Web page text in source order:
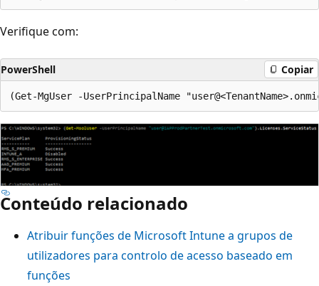
Verifique com:
PowerShell Copiar
Conteúdo relacionado
Atribuir funções de Microsoft Intune a grupos de
utilizadores para controlo de acesso baseado em
funções